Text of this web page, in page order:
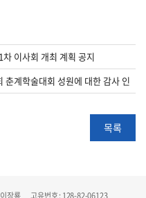
이사회 개최 계획 공지
계학술대회 성원에 대한 감사 인사
목록
장룡 고유번호 : 128-82-06123